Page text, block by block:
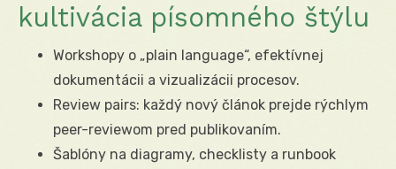
kultivácia písomného štýlu
Workshopy o „plain language“, efektívnej
dokumentácii a vizualizácii procesov.
Review pairs: každý nový článok prejde rýchlym
peer-reviewom pred publikovaním.
Šablóny na diagramy, checklisty a runbook